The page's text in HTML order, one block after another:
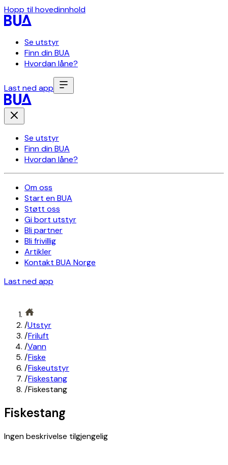
Hopp til hovedinnhold
Se utstyr
Finn din BUA
Hvordan låne?
Last ned app
Se utstyr
Finn din BUA
Hvordan låne?
Om oss
Start en BUA
Støtt oss
Gi bort utstyr
Bli partner
Bli frivillig
Artikler
Kontakt BUA Norge
Last ned app
/Utstyr
/Friluft
/Vann
/Fiske
/Fiskeutstyr
/Fiskestang
/Fiskestang
Fiskestang
Ingen beskrivelse tilgjengelig